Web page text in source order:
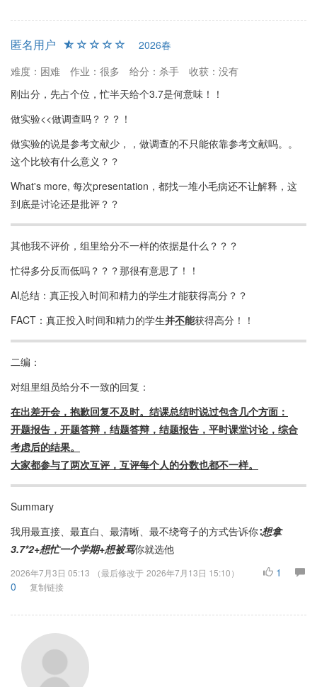
匿名用户
2026春
难度：困难
作业：很多 给分：杀手
收获：没有
刚出分，先占个位，忙半天给个3.7是何意味！！
做实验<<做调查吗？？？！
做实验的说是参考文献少，，做调查的不只能依靠参考文献吗。。
这个比较有什么意义？？
What's more, 每次presentation，都找一堆小毛病还不让解释，这
到底是讨论还是批评？？
其他我不评价，组里给分不一样的依据是什么？？？
忙得多分反而低吗？？？那很有意思了！！
AI总结：真正投入时间和精力的学生才能获得高分？？
FACT：真正投入时间和精力的学生并不能获得高分！！
二编：
对组里组员给分不一致的回复：
在出差开会，抱歉回复不及时。结课总结时说过包含几个方面：
开题报告，开题答辩，结题答辩，结题报告，平时课堂讨论，综合
考虑后的结果。
大家都参与了两次互评，互评每个人的分数也都不一样。
Summary
我用最直接、最直白、最清晰、最不绕弯子的方式告诉你∶想拿
3.7*2+想忙一个学期+想被骂你就选他
2026年7月3日 05:13 （最后修改于 2026年7月13日 15:10）
1
0
复制链接